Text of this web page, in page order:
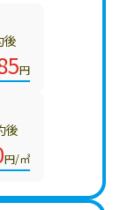
後
円
後
円/㎥